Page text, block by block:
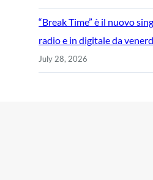
“Break Time” è il nuovo
radio e in digitale da
July 28, 2026